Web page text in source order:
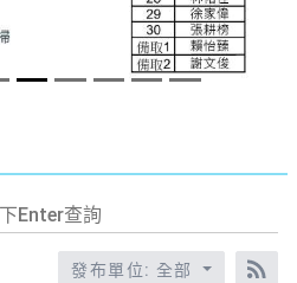
發布單位: 全部